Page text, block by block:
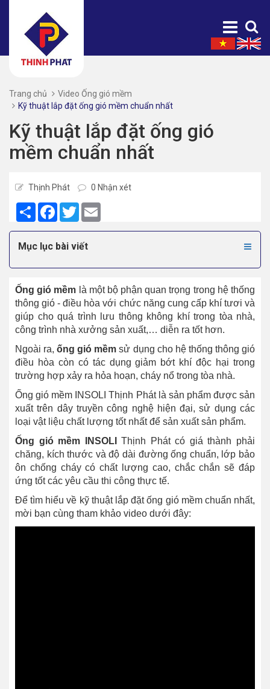
Trang chủ
Video Ống gió mềm
Kỹ thuật lắp đặt ống gió mềm chuẩn nhất
Kỹ thuật lắp đặt ống gió
mềm chuẩn nhất
Thịnh Phát 0 Nhận xét
Share Facebook
Twitter
Mục lục bài viết
Ống gió mềm là một bộ phận quan trọng trong hệ thống
thông gió - điều hòa với chức năng cung cấp khí tươi và
giúp cho quá trình lưu thông không khí trong tòa nhà,
công trình nhà xưởng sản xuất,… diễn ra tốt hơn.
Ngoài ra,ống gió mềm sử dụng cho hệ thống thông gió
điều hòa còn có tác dụng giảm bớt khí độc hại trong
trường hợp xảy ra hỏa hoạn, cháy nổ trong tòa nhà.
Ống gió mềm INSOLI Thịnh Phát là sản phẩm được sản
xuất trên dây truyền công nghệ hiện đại, sử dụng các
loại vật liệu chất lượng tốt nhất để sản xuất sản phẩm.
Ống gió mềm INSOLI
Thịnh Phát có giá thành phải
chăng, kích thước và độ dài đường ống chuẩn, lớp bảo
ôn chống cháy có chất lượng cao, chắc chắn sẽ đáp
ứng tốt các yêu cầu thi công thực tế.
Để tìm hiểu về kỹ thuật lắp đặt ống gió mềm chuẩn nhất,
mời bạn cùng tham khảo video dưới đây: